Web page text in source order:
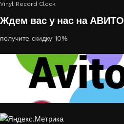
Vinyl Record Clock
Ждем вас у нас на АВИТО
получите скидку 10%